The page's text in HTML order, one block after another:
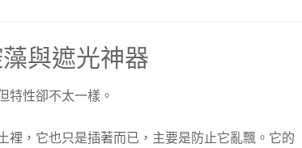
與遮光神器
特性卻不太一樣。
，它也只是插著而已，主要是防止它亂飄。它的